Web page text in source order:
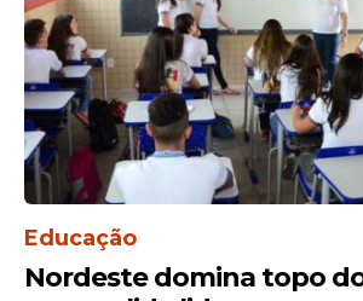
Educação
Nordeste domina topo